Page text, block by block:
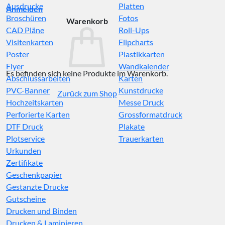
Anmelden
Warenkorb
Es befinden sich keine Produkte im Warenkorb.
Zurück zum Shop
Ausdrucke
Broschüren
CAD Pläne
Visitenkarten
Poster
Flyer
Abschlussarbeiten
PVC-Banner
Hochzeitskarten
Perforierte Karten
DTF Druck
Plotservice
Platten
Fotos
Roll-Ups
Flipcharts
Plastikkarten
Wandkalender
Karten
Kunstdrucke
Messe Druck
Grossformatdruck
Plakate
Trauerkarten
Urkunden
Zertifikate
Geschenkpapier
Gestanzte Drucke
Gutscheine
Drucken und Binden
Drucken & Laminieren